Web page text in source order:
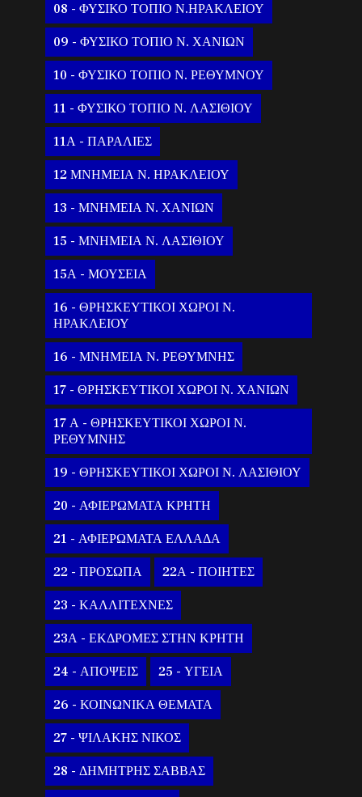
08 - ΦΥΣΙΚΟ ΤΟΠΙΟ Ν.ΗΡΑΚΛΕΙΟΥ
09 - ΦΥΣΙΚΟ ΤΟΠΙΟ Ν. ΧΑΝΙΩΝ
10 - ΦΥΣΙΚΟ ΤΟΠΙΟ Ν. ΡΕΘΥΜΝΟΥ
11 - ΦΥΣΙΚΟ ΤΟΠΙΟ Ν. ΛΑΣΙΘΙΟΥ
11Α - ΠΑΡΑΛΙΕΣ
12 ΜΝΗΜΕΙΑ Ν. ΗΡΑΚΛΕΙΟΥ
13 - ΜΝΗΜΕΙΑ Ν. ΧΑΝΙΩΝ
15 - ΜΝΗΜΕΙΑ Ν. ΛΑΣΙΘΙΟΥ
15Α - ΜΟΥΣΕΙΑ
16 - ΘΡΗΣΚΕΥΤΙΚΟΙ ΧΩΡΟΙ Ν.
ΗΡΑΚΛΕΙΟΥ
16 - ΜΝΗΜΕΙΑ Ν. ΡΕΘΥΜΝΗΣ
17 - ΘΡΗΣΚΕΥΤΙΚΟΙ ΧΩΡΟΙ Ν. ΧΑΝΙΩΝ
17 Α - ΘΡΗΣΚΕΥΤΙΚΟΙ ΧΩΡΟΙ Ν.
ΡΕΘΥΜΝΗΣ
19 - ΘΡΗΣΚΕΥΤΙΚΟΙ ΧΩΡΟΙ Ν. ΛΑΣΙΘΙΟΥ
20 - ΑΦΙΕΡΩΜΑΤΑ ΚΡΗΤΗ
21 - ΑΦΙΕΡΩΜΑΤΑ ΕΛΛΑΔΑ
22 - ΠΡΟΣΩΠΑ 22Α - ΠΟΙΗΤΕΣ
23 - ΚΑΛΛΙΤΕΧΝΕΣ
23Α - ΕΚΔΡΟΜΕΣ ΣΤΗΝ ΚΡΗΤΗ
24 - ΑΠΟΨΕΙΣ 25 - ΥΓΕΙΑ
26 - ΚΟΙΝΩΝΙΚΑ ΘΕΜΑΤΑ
27 - ΨΙΛΑΚΗΣ ΝΙΚΟΣ
28 - ΔΗΜΗΤΡΗΣ ΣΑΒΒΑΣ